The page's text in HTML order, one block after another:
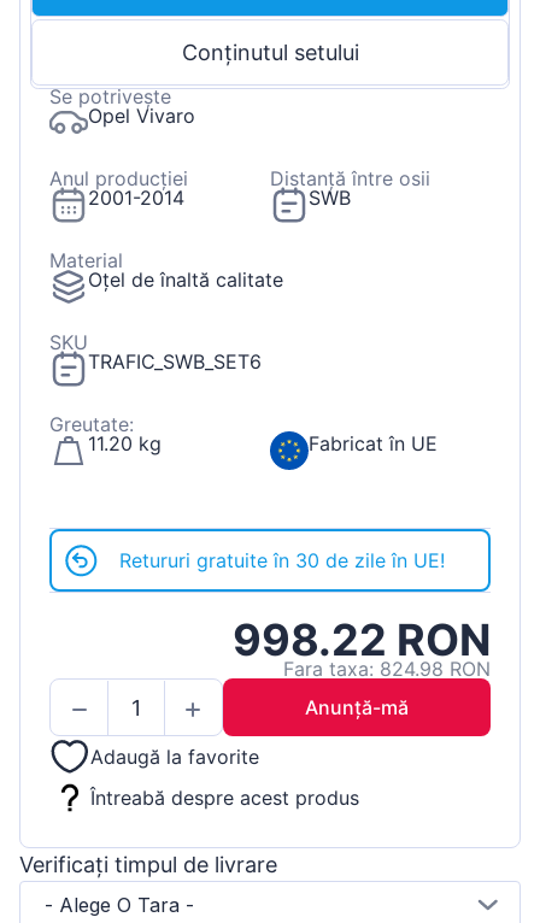
Conținutul setului
Se potrivește
Opel Vivaro
Anul producției
2001-2014
Distanță între osii
SWB
Material
Oțel de înaltă calitate
SKU
TRAFIC_SWB_SET6
Greutate:
11.20 kg
Fabricat în UE
Retururi gratuite în 30 de zile în UE!
998.22 RON
Fara taxa: 824.98 RON
Anunță-mă
Adaugă la favorite
Întreabă despre acest produs
Verificați timpul de livrare
- Alege O Tara -